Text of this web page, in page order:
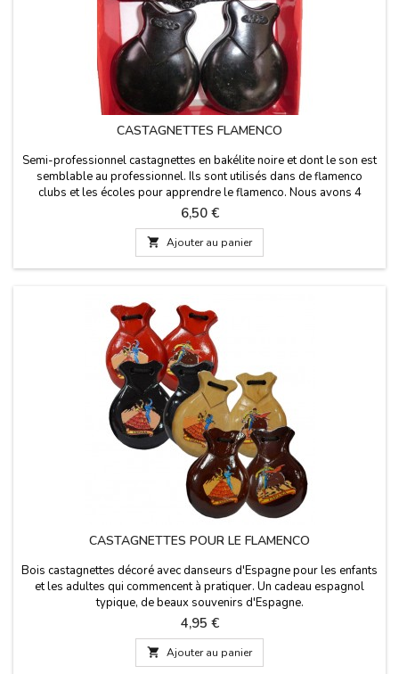
CASTAGNETTES FLAMENCO
Semi-professionnel castagnettes en bakélite noire et dont le son est
semblable au professionnel. Ils sont utilisés dans de flamenco
clubs et les écoles pour apprendre le flamenco. Nous avons 4
tailles. Cadeau d'initiation aux castagnettes. Dimensions: Très petit
(garçons / filles): 8 x 5,5 cm Petit (filles / garçons): 8,5 x 6 cm Moyen
(jeune): 9 x 6,5 cm...
Prix
6,50 €
 Ajouter au panier
CASTAGNETTES POUR LE FLAMENCO
Bois castagnettes décoré avec danseurs d'Espagne pour les enfants
et les adultes qui commencent à pratiquer. Un cadeau espagnol
typique, de beaux souvenirs d'Espagne.
Prix
4,95 €
 Ajouter au panier